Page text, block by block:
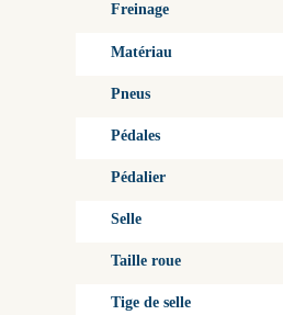
Freinage
Matériau
Pneus
Pédales
Pédalier
Selle
Taille roue
Tige de selle